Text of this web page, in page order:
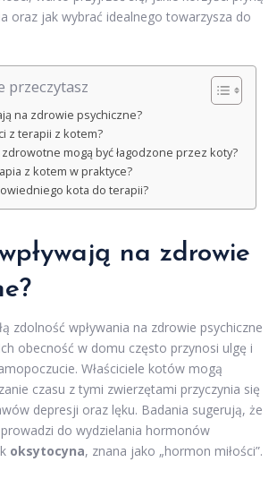
oraz jak wybrać idealnego towarzysza do
przeczytasz
na zdrowie psychiczne?
z terapii z kotem?
mogą być łagodzone przez koty?
z kotem w praktyce?
kota do terapii?
na zdrowie
zdolność wpływania na zdrowie psychiczne
obecność w domu często przynosi ulgę i
Właściciele kotów mogą
czasu z tymi zwierzętami przyczynia się
depresji oraz lęku. Badania sugerują, że
do wydzielania hormonów
oksytocyna, znana jako „hormon miłości”.